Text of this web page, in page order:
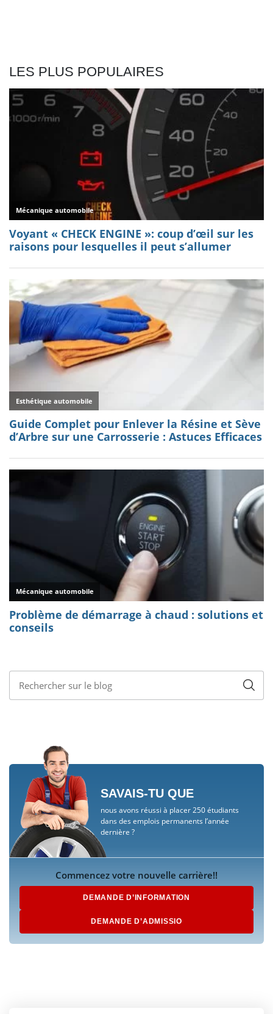
SAVAIS-TU QUE
nous avons réussi à placer 250 étudiants
dans des emplois permanents l’année
dernière ?
Commencez votre nouvelle carrière!!
DEMANDE D’INFORMATION
DEMANDE D’ADMISSIO
LES PLUS POPULAIRES